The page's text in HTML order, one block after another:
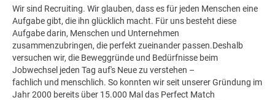
Wir sind Recruiting. Wir glauben, dass es für jeden Menschen eine
Aufgabe gibt, die ihn glücklich macht. Für uns besteht diese
Aufgabe darin, Menschen und Unternehmen
zusammenzubringen, die perfekt zueinander passen.Deshalb
versuchen wir, die Beweggründe und Bedürfnisse beim
Jobwechsel jeden Tag auf's Neue zu verstehen –
fachlich und menschlich. So konnten wir seit unserer Gründung im
Jahr 2000 bereits über 15.000 Mal das Perfect Match